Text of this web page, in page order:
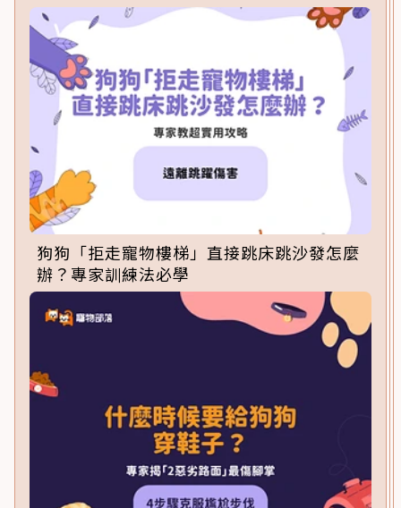
狗狗「拒走寵物樓梯」直接跳床跳沙發怎麼
辦？專家訓練法必學